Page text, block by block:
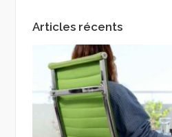
Articles récents